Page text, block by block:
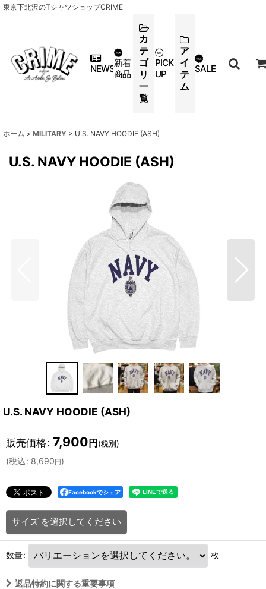
東京下北沢のTシャツショップCRIME
NEWS新着
商品
カ
テ
ゴ
リ
一
覧
PICK
UP
ア
イ
テ
ム
SALE
ホーム > MILITARY > U.S. NAVY HOODIE (ASH)
U.S. NAVY HOODIE (ASH)
U.S. NAVY HOODIE (ASH)
販売価格: 7,900 円 (税別)
(税込: 8,690円)
Facebookでシェア
サイズ を選択してください
数量: 枚
返品特約に関する重要事項